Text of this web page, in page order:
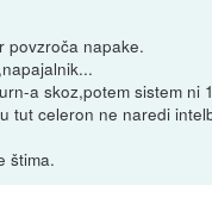
povzroča napake.
a skoz,potem sistem ni
tut celeron ne naredi
štima.